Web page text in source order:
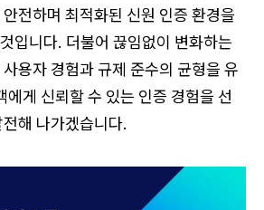
전하며 최적화된 신원 인증 환경을
입니다. 더불어 끊임없이 변화하는
용자 경험과 규제 준수의 균형을 유
에게 신뢰할 수 있는 인증 경험을 선
해 나가겠습니다.